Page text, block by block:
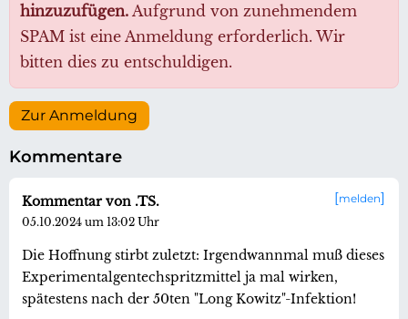
hinzuzufügen. Aufgrund von zunehmendem
SPAM ist eine Anmeldung erforderlich. Wir
bitten dies zu entschuldigen.
Zur Anmeldung
Kommentare
melden
Kommentar von .TS.
05.10.2024 um 13:02 Uhr
Die Hoffnung stirbt zuletzt: Irgendwannmal muß dieses
Experimentalgentechspritzmittel ja mal wirken,
spätestens nach der 50ten "Long Kowitz"-Infektion!